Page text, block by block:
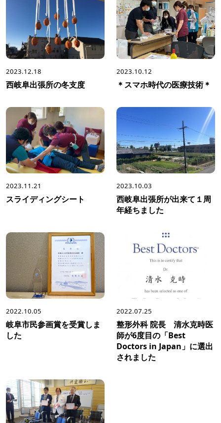
2023.12.18
西岐阜出張所の冬支度
2023.10.12
＊スマホ時代の医療技術＊
2023.11.21
スライディングシート
2023.10.03
西岐阜出張所が出来て１周
年経ちました
2022.10.05
岐阜市民参画賞を受賞しま
した
2022.07.25
整形外科 院長 清水克時医
師が6度目の「Best
Doctors in Japan」に選出
されました